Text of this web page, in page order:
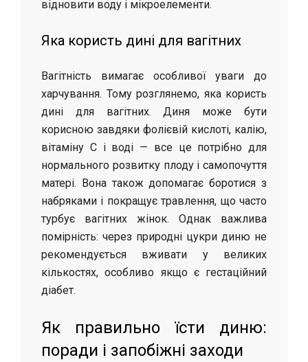
відновити воду і мікроелементи.
Яка користь дині для вагітних
Вагітність вимагає особливої уваги до
харчування. Тому розглянемо, яка користь
дині для вагітних. Диня може бути
корисною завдяки фолієвій кислоті, калію,
вітаміну C і воді — все це потрібно для
нормального розвитку плоду і самопочуття
матері. Вона також допомагає боротися з
набряками і покращує травлення, що часто
турбує вагітних жінок. Однак важлива
помірність: через природні цукри диню не
рекомендується вживати у великих
кількостях, особливо якщо є гестаційний
діабет.
Як правильно їсти диню:
поради і запобіжні заходи